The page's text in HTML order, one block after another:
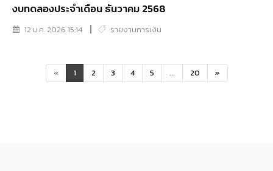
งบทดลองประจำเดือน ธันวาคม 2568
12 ม.ค. 2026 15:14 รายงานการเงิน
« 1 2 3 4 5 ... 20 »